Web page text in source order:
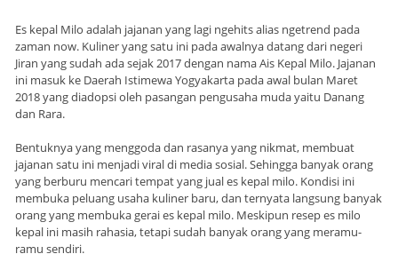
Es kepal Milo adalah jajanan yang lagi ngehits alias ngetrend pada
zaman now. Kuliner yang satu ini pada awalnya datang dari negeri
Jiran yang sudah ada sejak 2017 dengan nama Ais Kepal Milo. Jajanan
ini masuk ke Daerah Istimewa Yogyakarta pada awal bulan Maret
2018 yang diadopsi oleh pasangan pengusaha muda yaitu Danang
dan Rara.
Bentuknya yang menggoda dan rasanya yang nikmat, membuat
jajanan satu ini menjadi viral di media sosial. Sehingga banyak orang
yang berburu mencari tempat yang jual es kepal milo. Kondisi ini
membuka peluang usaha kuliner baru, dan ternyata langsung banyak
orang yang membuka gerai es kepal milo. Meskipun resep es milo
kepal ini masih rahasia, tetapi sudah banyak orang yang meramu-
ramu sendiri.